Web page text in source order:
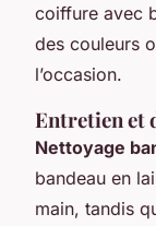
coiffure avec
des couleurs
l’occasion.
Entretien et
Nettoyage
bandeau en
main, tandis